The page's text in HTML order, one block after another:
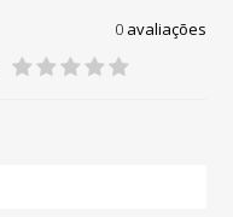
0avaliações